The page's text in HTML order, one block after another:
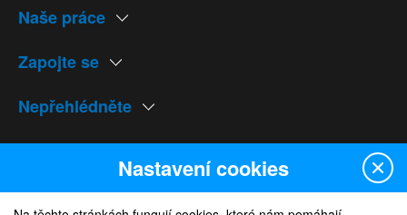
Naše práce
Zapojte se
Nepřehlédněte
Naše weby
Nastavení cookies